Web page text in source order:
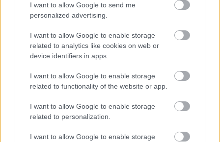
I want to allow Google to send me
personalized advertising.
I want to allow Google to enable storage
related to analytics like cookies on web or
device identifiers in apps.
I want to allow Google to enable storage
related to functionality of the website or app.
I want to allow Google to enable storage
related to personalization.
I want to allow Google to enable storage
Celý život na 21 metroch. Táto maringotka
ponúka únik do ticha prírody a život, v